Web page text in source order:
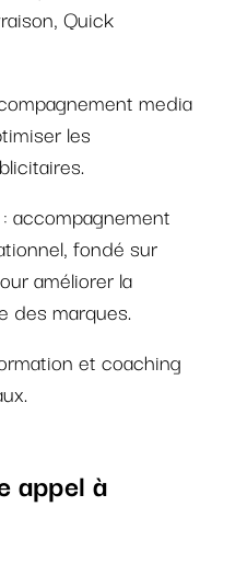
Quick
media
les
: accompagnement
fondé sur
améliorer la
des marques.
et coaching
appel à